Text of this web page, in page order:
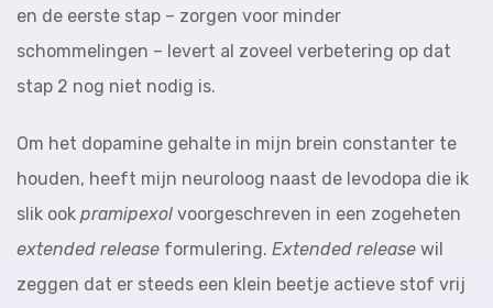
en de eerste stap – zorgen voor minder
schommelingen – levert al zoveel verbetering op dat
stap 2 nog niet nodig is.
Om het dopamine gehalte in mijn brein constanter te
houden, heeft mijn neuroloog naast de levodopa die ik
slik ook pramipexol voorgeschreven in een zogeheten
extended release formulering. Extended release wil
zeggen dat er steeds een klein beetje actieve stof vrij